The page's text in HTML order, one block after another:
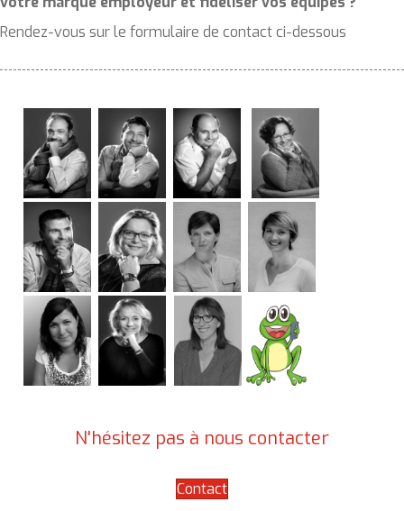
Rendez-vous sur le formulaire de contact ci-dessous
N'hésitez pas à nous contacter
Contact